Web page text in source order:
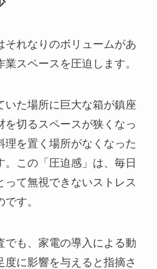
それなりのボリュームがあ
スペースを圧迫します。
いた場所に巨大な箱が鎮座
を切るスペースが狭くなっ
理を置く場所がなくなった
。この「圧迫感」は、毎日
って無視できないストレス
す。
でも、家電の導入による動
に影響を与えると指摘さ